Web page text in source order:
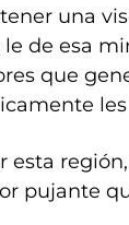
una
de esa
que
les
esta
pujante